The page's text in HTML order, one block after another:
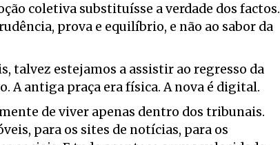
coletiva substituísse a verdade dos factos.
prova e equilíbrio, e não ao sabor da
talvez estejamos a assistir ao regresso da
A antiga praça era física. A nova é digital.
de viver apenas dentro dos tribunais.
para os sites de notícias, para os